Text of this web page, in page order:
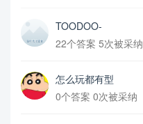
TOODOO-
22个答案 5次被采纳
怎么玩都有型
0个答案 0次被采纳